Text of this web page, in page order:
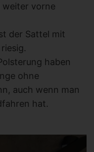
weiter vorne
der Sattel mit
haben
ohne
auch wenn man
hat.